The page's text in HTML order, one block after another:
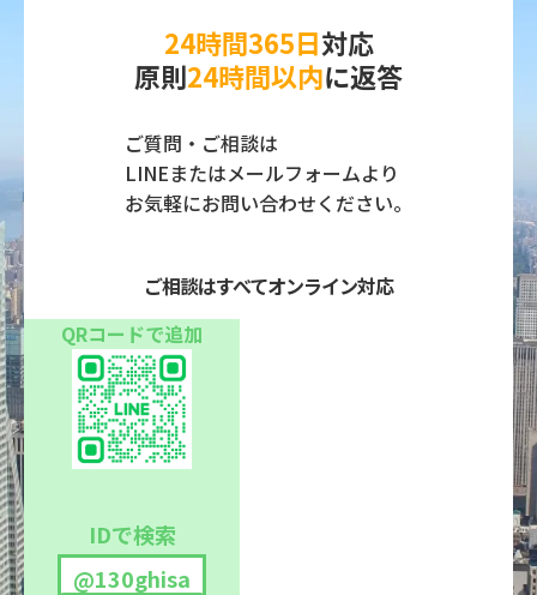
24時間365日対応
原則24時間以内に返答
ご質問・ご相談は
LINEまたはメールフォームより
お気軽にお問い合わせください。
ご相談はすべてオンライン対応
QRコードで追加
IDで検索
@130ghisa